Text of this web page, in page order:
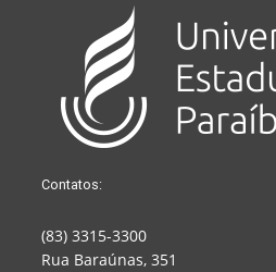
Contatos:
(83) 3315-3300
Rua Baraúnas, 351